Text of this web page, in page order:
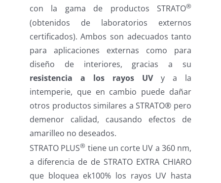
con la gama de productos STRATO®
(obtenidos de laboratorios externos
certificados). Ambos son adecuados tanto
para aplicaciones externas como para
diseño de interiores, gracias a su
resistencia a los rayos UVy a la
intemperie, que en cambio puede dañar
otros productos similares a STRATO® pero
demenor calidad, causando efectos de
amarilleo no deseados.
STRATO PLUS® tiene un corte UV a 360 nm,
a diferencia de de STRATO EXTRA CHIARO
que bloquea ek100% los rayos UV hasta